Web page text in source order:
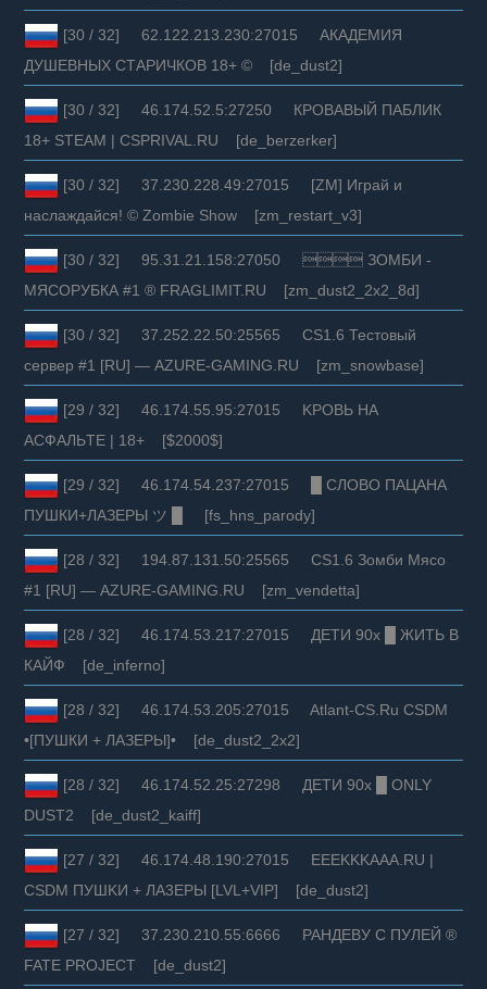
[30 / 32] 62.122.213.230:27015 АКАДЕМИЯ
ДУШЕВНЫХ СТАРИЧКОВ 18+ © [de_dust2]
[30 / 32] 46.174.52.5:27250 КРОВАВЫЙ ПАБЛИК
18+ STEAM | CSPRIVAL.RU [de_berzerker]
[30 / 32] 37.230.228.49:27015 [ZM] Играй и
наслаждайся! © Zombie Show [zm_restart_v3]
[30 / 32] 95.31.21.158:27050  ЗОМБИ -
МЯСОРУБКА #1 ® FRAGLIMIT.RU [zm_dust2_2x2_8d]
[30 / 32] 37.252.22.50:25565 CS1.6 Тестовый
сервер #1 [RU] — AZURE-GAMING.RU [zm_snowbase]
[29 / 32] 46.174.55.95:27015 KPOBЬ HA
АCФAЛЬTE | 18+ [$2000$]
[29 / 32] 46.174.54.237:27015 █ СЛОВО ПАЦАНА
ПУШКИ+ЛАЗЕРЫ ツ █ [fs_hns_parody]
[28 / 32] 194.87.131.50:25565 CS1.6 Зомби Мясо
#1 [RU] — AZURE-GAMING.RU [zm_vendetta]
[28 / 32] 46.174.53.217:27015 ДЕТИ 90х █ ЖИТЬ В
КАЙФ [de_inferno]
[28 / 32] 46.174.53.205:27015 Atlant-CS.Ru CSDM
•[ПУШКИ + ЛАЗЕРЫ]• [de_dust2_2x2]
[28 / 32] 46.174.52.25:27298 ДЕТИ 90х █ ONLY
DUST2 [de_dust2_kaiff]
[27 / 32] 46.174.48.190:27015 EEEKKKAAA.RU |
CSDM ПУШKИ + ЛA3EPЫ [LVL+VIP] [de_dust2]
[27 / 32] 37.230.210.55:6666 РАНДЕВУ С ПУЛЕЙ ®
FATE PROJECT [de_dust2]